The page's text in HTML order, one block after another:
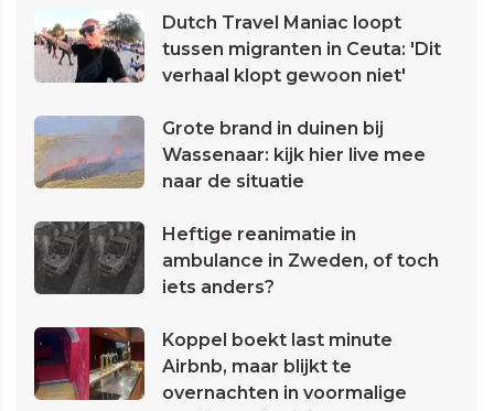
Dutch Travel Maniac loopt
tussen migranten in Ceuta: 'Dit
verhaal klopt gewoon niet'
Grote brand in duinen bij
Wassenaar: kijk hier live mee
naar de situatie
Heftige reanimatie in
ambulance in Zweden, of toch
iets anders?
Koppel boekt last minute
Airbnb, maar blijkt te
overnachten in voormalige